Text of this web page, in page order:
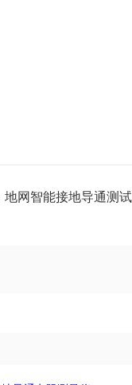
地网智能接地导通测